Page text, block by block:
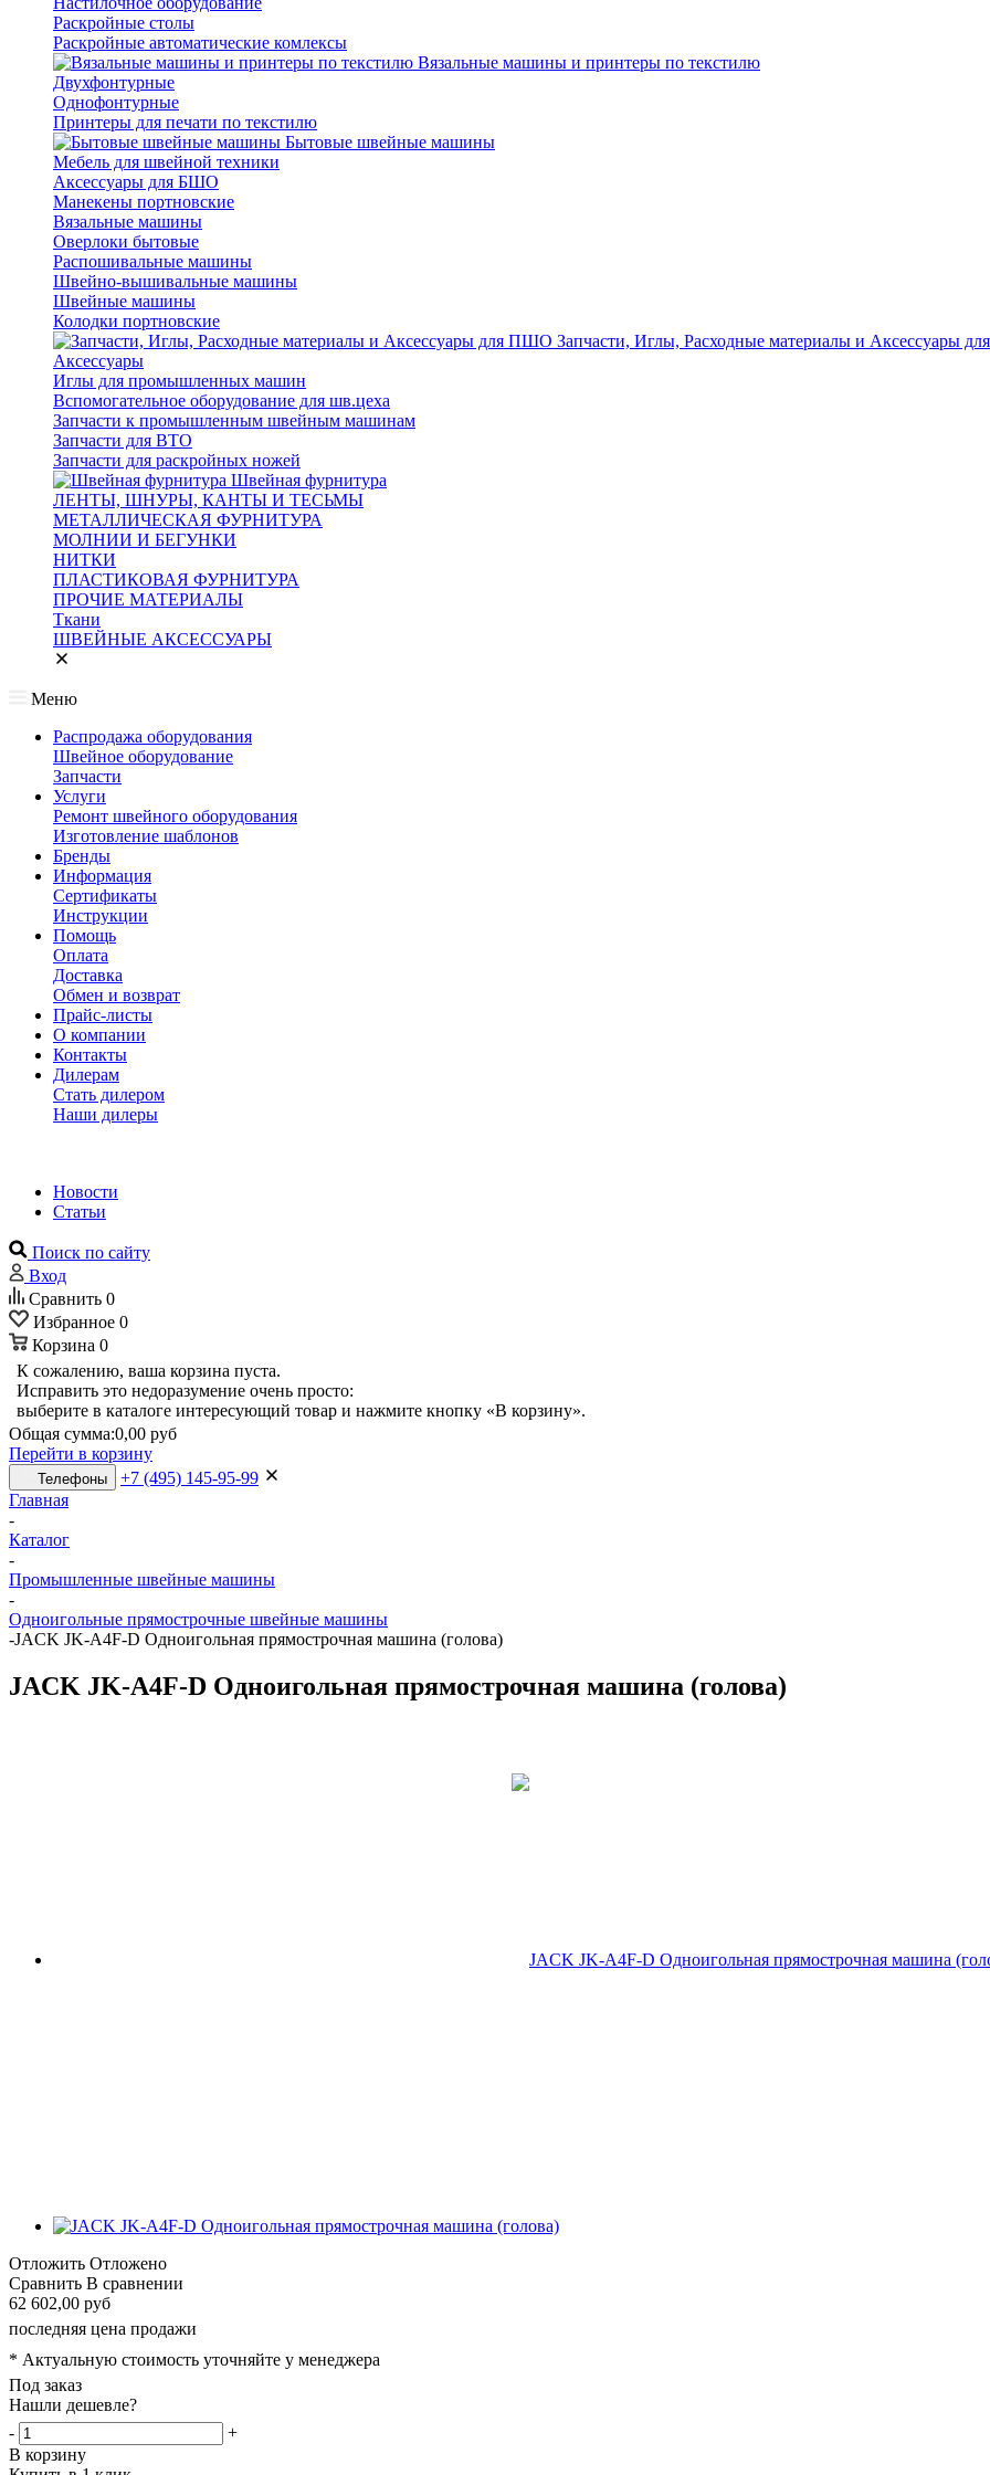
Раскройные столы
Раскройные автоматические комлексы
Вязальные машины и принтеры по текстилю
Двухфонтурные
Однофонтурные
Принтеры для печати по текстилю
Бытовые швейные машины
Мебель для швейной техники
Аксессуары для БШО
Манекены портновские
Вязальные машины
Оверлоки бытовые
Распошивальные машины
Швейно-вышивальные машины
Швейные машины
Колодки портновские
Запчасти, Иглы, Расходные материалы и Аксессуары
Аксессуары
Иглы для промышленных машин
Вспомогательное оборудование для шв.цеха
Запчасти к промышленным швейным машинам
Запчасти для ВТО
Запчасти для раскройных ножей
Швейная фурнитура
ЛЕНТЫ, ШНУРЫ, КАНТЫ И ТЕСЬМЫ
МЕТАЛЛИЧЕСКАЯ ФУРНИТУРА
МОЛНИИ И БЕГУНКИ
НИТКИ
ПЛАСТИКОВАЯ ФУРНИТУРА
ПРОЧИЕ МАТЕРИАЛЫ
Ткани
ШВЕЙНЫЕ АКСЕССУАРЫ
Меню
Распродажа оборудования
Швейное оборудование
Запчасти
Услуги
Ремонт швейного оборудования
Изготовление шаблонов
Бренды
Информация
Сертификаты
Инструкции
Помощь
Оплата
Доставка
Обмен и возврат
Прайс-листы
О компании
Контакты
Дилерам
Стать дилером
Наши дилеры
Новости
Статьи
Поиск по сайту
Вход
Сравнить 0
Избранное 0
Корзина 0
К сожалению, ваша корзина пуста.
Исправить это недоразумение очень просто:
выберите в каталоге интересующий товар и нажмите кнопку «В корзину».
Общая сумма:0,00 руб
Перейти в корзину
Телефоны
+7 (495) 145-95-99
Главная
-
Каталог
-
Промышленные швейные машины
-
Одноигольные прямострочные швейные машины
-JACK JK-A4F-D Одноигольная прямострочная машина (голова)
JACK JK-A4F-D Одноигольная прямострочная машина (голова)
Отложить Отложено
Сравнить В сравнении
62 602,00 руб
последняя цена продажи
* Актуальную стоимость уточняйте у менеджера
Под заказ
Нашли дешевле?
-
+
В корзину